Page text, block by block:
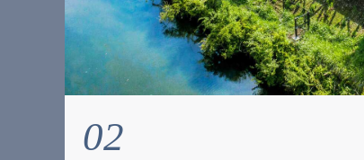
02